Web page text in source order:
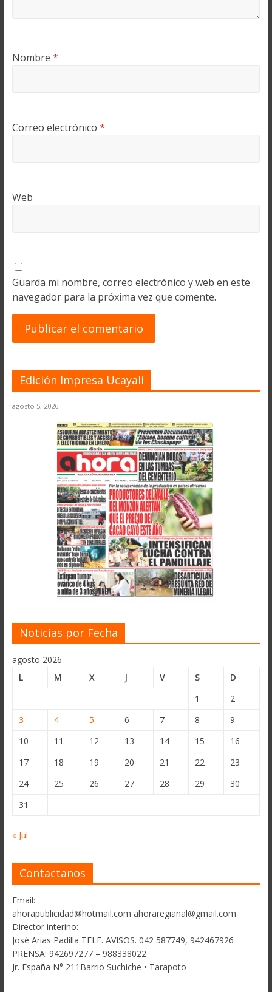
Nombre *
Correo electrónico *
Web
Guarda mi nombre, correo electrónico y web en este
navegador para la próxima vez que comente.
Edición Impresa Ucayali
agosto 5, 2026
Noticias por Fecha
agosto 2026
L
M X J V S
D
1
2
3
4 5 6 7 8
9
10
11 12 13 14 15
16
17
18 19 20 21 22
23
24
25 26 27 28 29
30
31
« Jul
Contactanos
Email:
ahorapublicidad@hotmail.com ahoraregianal@gmail.com
Director interino:
José Arias Padilla TELF. AVISOS. 042 587749, 942467926
PRENSA: 942697277 – 988338022
Jr. España N° 211Barrio Suchiche • Tarapoto